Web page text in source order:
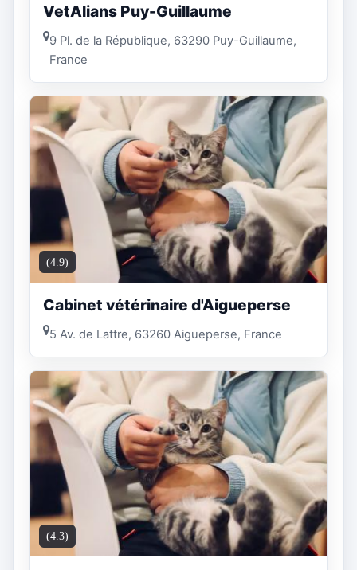
VetAlians Puy-Guillaume
9 Pl. de la République, 63290 Puy-Guillaume,
France
(4.9)
Cabinet vétérinaire d'Aigueperse
5 Av. de Lattre, 63260 Aigueperse, France
(4.3)